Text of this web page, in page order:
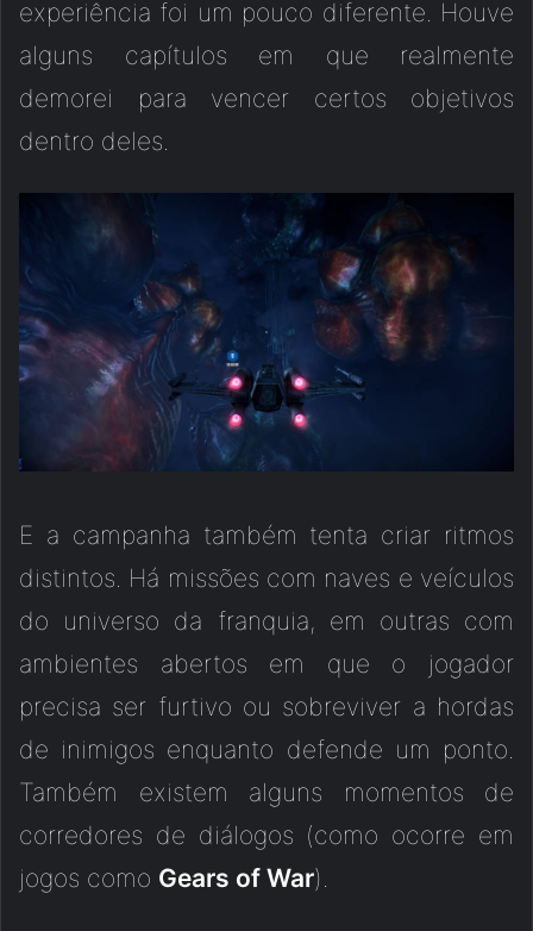
experiência foi um pouco diferente. Houve
alguns capítulos em que realmente
demorei para vencer certos objetivos
dentro deles.
E a campanha também tenta criar ritmos
distintos. Há missões com naves e veículos
do universo da franquia, em outras com
ambientes abertos em que o jogador
precisa ser furtivo ou sobreviver a hordas
de inimigos enquanto defende um ponto.
Também existem alguns momentos de
corredores de diálogos (como ocorre em
jogos como Gears of War).